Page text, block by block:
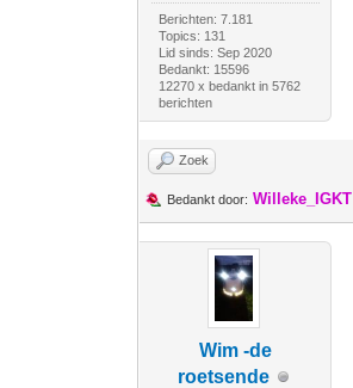
Berichten: 7.181
Topics: 131
Lid sinds: Sep 2020
Bedankt: 15596
12270 x bedankt in 5762
berichten
Zoek
Bedankt door: Willeke_IGKT
Wim -de
roetsende